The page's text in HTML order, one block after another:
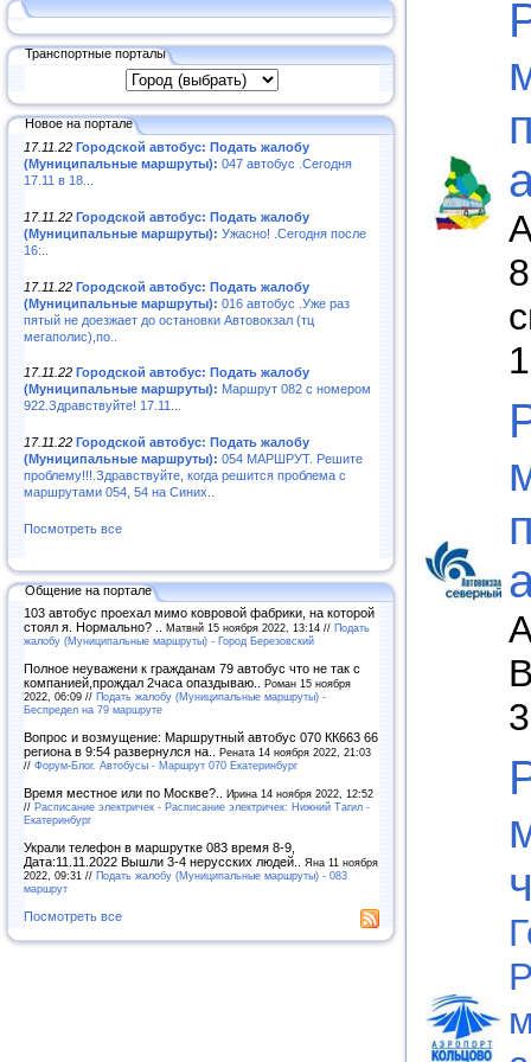
Транспортные порталы
Новое на портале
17.11.22 Городской автобус: Подать жалобу
(Муниципальные маршруты): 047 автобус .Сегодня
17.11 в 18...
17.11.22 Городской автобус: Подать жалобу
(Муниципальные маршруты): Ужасно! .Сегодня после
16:..
17.11.22 Городской автобус: Подать жалобу
(Муниципальные маршруты): 016 автобус .Уже раз
пятый не доезжает до остановки Автовокзал (тц
мегаполис),по..
17.11.22 Городской автобус: Подать жалобу
(Муниципальные маршруты): Маршрут 082 с номером
922.Здравствуйте! 17.11...
17.11.22 Городской автобус: Подать жалобу
(Муниципальные маршруты): 054 МАРШРУТ. Решите
проблему!!!.Здравствуйте, когда решится проблема с
маршрутами 054, 54 на Синих..
Посмотреть все
Общение на портале
103 автобус проехал мимо ковровой фабрики, на которой
стоял я. Нормально? .. Матвнй 15 ноября 2022, 13:14 // Подать
жалобу (Муниципальные маршруты) - Город Березовский
Полное неуважени к гражданам 79 автобус что не так с
компанией,прождал 2часа опаздываю.. Роман 15 ноября
2022, 06:09 // Подать жалобу (Муниципальные маршруты) -
Беспредел на 79 маршруте
Вопрос и возмущение: Маршрутный автобус 070 КК663 66
региона в 9:54 развернулся на.. Рената 14 ноября 2022, 21:03
// Форум-Блог. Автобусы - Маршрут 070 Екатеринбург
Время местное или по Москве?.. Ирина 14 ноября 2022, 12:52
// Расписание электричек - Расписание электричек: Нижний Тагил -
Екатеринбург
Украли телефон в маршрутке 083 время 8-9,
Дата:11.11.2022 Вышли 3-4 нерусских людей.. Яна 11 ноября
2022, 09:31 // Подать жалобу (Муниципальные маршруты) - 083
маршрут
Посмотреть все